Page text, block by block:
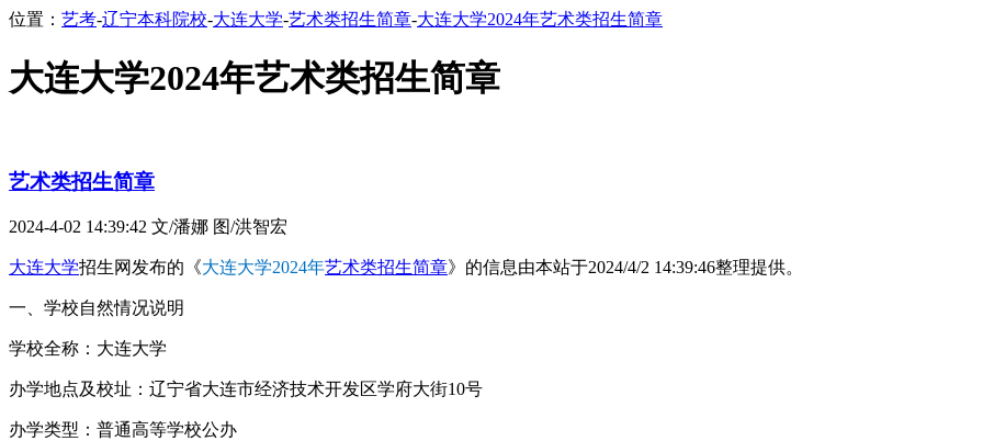
位置： 艺考-辽宁本科院校-大连大学-艺术类招生简章-大连大学2024年艺术类招生简章
大连大学2024年艺术类招生简章
艺术类招生简章
2024-4-02 14:39:42 文/潘娜 图/洪智宏
大连大学招生网发布的《大连大学2024年艺术类招生简章》的信息由本站于2024/4/2 14:39:46整理提供。
一、学校自然情况说明
学校全称：大连大学
办学地点及校址：辽宁省大连市经济技术开发区学府大街10号
办学类型：普通高等学校公办